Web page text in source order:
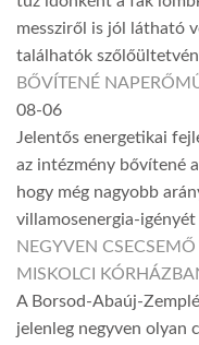
messziről is jól látható
találhatók
BŐVÍTENÉ
08-06
Jelentős energetikai
az intézmény bővítené
hogy még nagyobb
villamosenergia-
NEGYVEN
MISKOLCI
A Borsod-Abaúj-
jelenleg negyven olyan